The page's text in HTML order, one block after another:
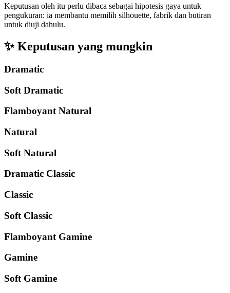
Keputusan oleh itu perlu dibaca sebagai hipotesis gaya untuk
pengukuran: ia membantu memilih silhouette, fabrik dan butiran
untuk diuji dahulu.
✨ Keputusan yang mungkin
Dramatic
Soft Dramatic
Flamboyant Natural
Natural
Soft Natural
Dramatic Classic
Classic
Soft Classic
Flamboyant Gamine
Gamine
Soft Gamine